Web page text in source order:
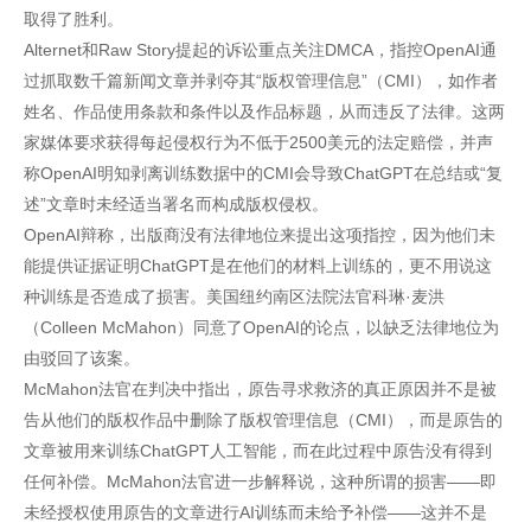
取得了胜利。
Alternet和Raw Story提起的诉讼重点关注DMCA，指控OpenAI通
过抓取数千篇新闻文章并剥夺其“版权管理信息”（CMI），如作者
姓名、作品使用条款和条件以及作品标题，从而违反了法律。这两
家媒体要求获得每起侵权行为不低于2500美元的法定赔偿，并声
称OpenAI明知剥离训练数据中的CMI会导致ChatGPT在总结或“复
述”文章时未经适当署名而构成版权侵权。
OpenAI辩称，出版商没有法律地位来提出这项指控，因为他们未
能提供证据证明ChatGPT是在他们的材料上训练的，更不用说这
种训练是否造成了损害。美国纽约南区法院法官科琳·麦洪
（Colleen McMahon）同意了OpenAI的论点，以缺乏法律地位为
由驳回了该案。
McMahon法官在判决中指出，原告寻求救济的真正原因并不是被
告从他们的版权作品中删除了版权管理信息（CMI），而是原告的
文章被用来训练ChatGPT人工智能，而在此过程中原告没有得到
任何补偿。McMahon法官进一步解释说，这种所谓的损害——即
未经授权使用原告的文章进行AI训练而未给予补偿——这并不是